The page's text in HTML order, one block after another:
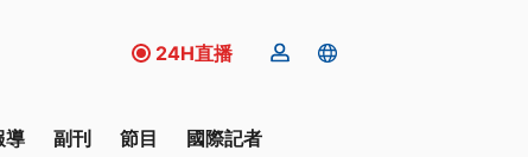
24H直播
導 副刊 節目 國際記者